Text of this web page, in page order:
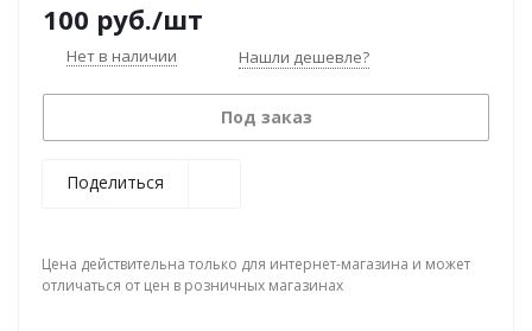
100 руб./шт
Нет в наличии Нашли дешевле?
Под заказ
Поделиться
Цена действительна только для интернет-магазина и может
отличаться от цен в розничных магазинах